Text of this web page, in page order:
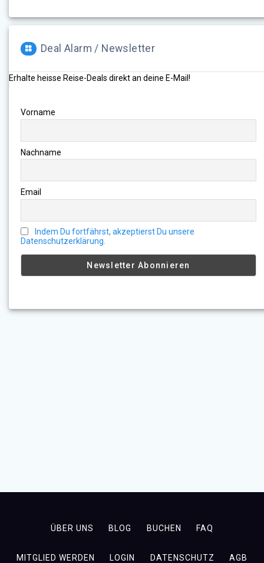
Deal Alarm / Newsletter
Erhalte heisse Reise-Deals direkt an deine E-Mail!
Vorname
Nachname
Email
Indem Du fortfährst, akzeptierst Du unsere
Datenschutzerklärung.
ÜBER UNS BLOG BUCHEN FAQ
MITGLIED WERDEN LOGIN DATENSCHUTZ AGB